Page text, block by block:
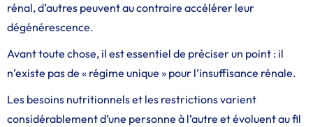
rénal, d’autres peuvent au contraire accélérer leur
dégénérescence.
Avant toute chose, il est essentiel de préciser un point : il
n’existe pas de « régime unique » pour l’insuffisance rénale.
Les besoins nutritionnels et les restrictions varient
considérablement d’une personne à l’autre et évoluent au fil